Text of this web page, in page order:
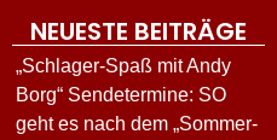
NEUESTE BEITRÄGE
„Schlager-Spaß mit Andy
Borg“ Sendetermine: SO
geht es nach dem „Sommer-